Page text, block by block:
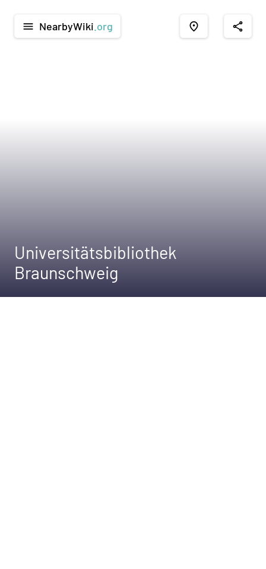
menu NearbyWiki .org place share
Universitätsbibliothek
Braunschweig